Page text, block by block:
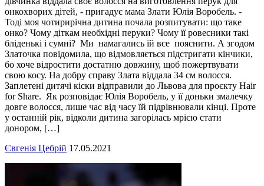
онкохворих дітей, - пригадує мама Злати Юлія Воробель. -
Тоді моя чотирирічна дитина почала розпитувати: що таке
онко? Чому діткам необхідні перуки? Чому її ровесники такі
бліденькі і сумні? Ми намагались їй все пояснити. А згодом
Златочка повідомила, що відмовляється підстригати кінчики,
бо хоче відростити достатню довжину, щоб пожертвувати
свою косу. На добру справу Злата віддала 34 см волосся.
Заплетені дитячі кіски відправили до Львова для проєкту Hair
for Share. Як розповідає Юлія Воробель, у її доньки змалечку
довге волосся, лише час від часу їй підрівнювали кінці. Проте
у останній рік, відколи дитина загорілась мрією стати
донором, […]
Євгенія Цебрій 17.05.2021